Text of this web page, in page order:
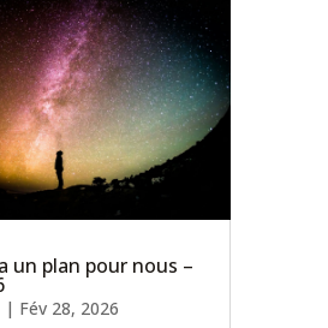
un plan pour nous –
| Fév 28, 2026